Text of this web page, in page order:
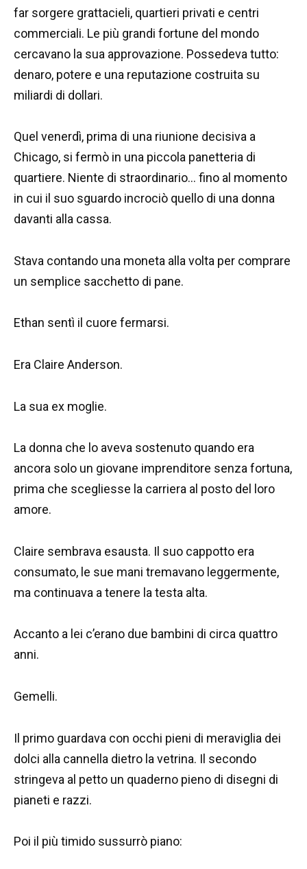
far sorgere grattacieli, quartieri privati e centri
commerciali. Le più grandi fortune del mondo
cercavano la sua approvazione. Possedeva tutto:
denaro, potere e una reputazione costruita su
miliardi di dollari.
Quel venerdì, prima di una riunione decisiva a
Chicago, si fermò in una piccola panetteria di
quartiere. Niente di straordinario… fino al momento
in cui il suo sguardo incrociò quello di una donna
davanti alla cassa.
Stava contando una moneta alla volta per comprare
un semplice sacchetto di pane.
Ethan sentì il cuore fermarsi.
Era Claire Anderson.
La sua ex moglie.
La donna che lo aveva sostenuto quando era
ancora solo un giovane imprenditore senza fortuna,
prima che scegliesse la carriera al posto del loro
amore.
Claire sembrava esausta. Il suo cappotto era
consumato, le sue mani tremavano leggermente,
ma continuava a tenere la testa alta.
Accanto a lei c’erano due bambini di circa quattro
anni.
Gemelli.
Il primo guardava con occhi pieni di meraviglia dei
dolci alla cannella dietro la vetrina. Il secondo
stringeva al petto un quaderno pieno di disegni di
pianeti e razzi.
Poi il più timido sussurrò piano: